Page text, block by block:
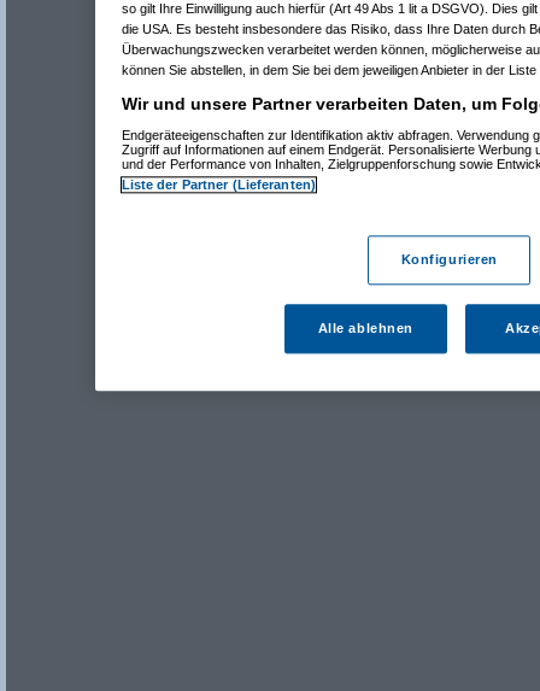
so gilt Ihre Einwilligung auch hierfür (Art 49 Abs 1 lit a DSGVO). Dies
die USA. Es besteht insbesondere das Risiko, dass Ihre Daten durch
Überwachungszwecken verarbeitet werden können, möglicherweise
können Sie abstellen, in dem Sie bei dem jeweiligen Anbieter in der
Wir und unsere Partner verarbeiten Daten, um
Endgeräteeigenschaften zur Identifikation aktiv abfragen. Verwendung
Zugriff auf Informationen auf einem Endgerät. Personalisierte Werbung
und der Performance von Inhalten, Zielgruppenforschung sowie
Liste der Partner (Lieferanten)
Konfigurieren
Alle ablehnen